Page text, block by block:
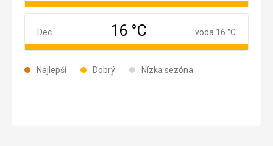
Najlepší Dobrý Nízka sezóna
December
Dec 16 °C voda 16 °C